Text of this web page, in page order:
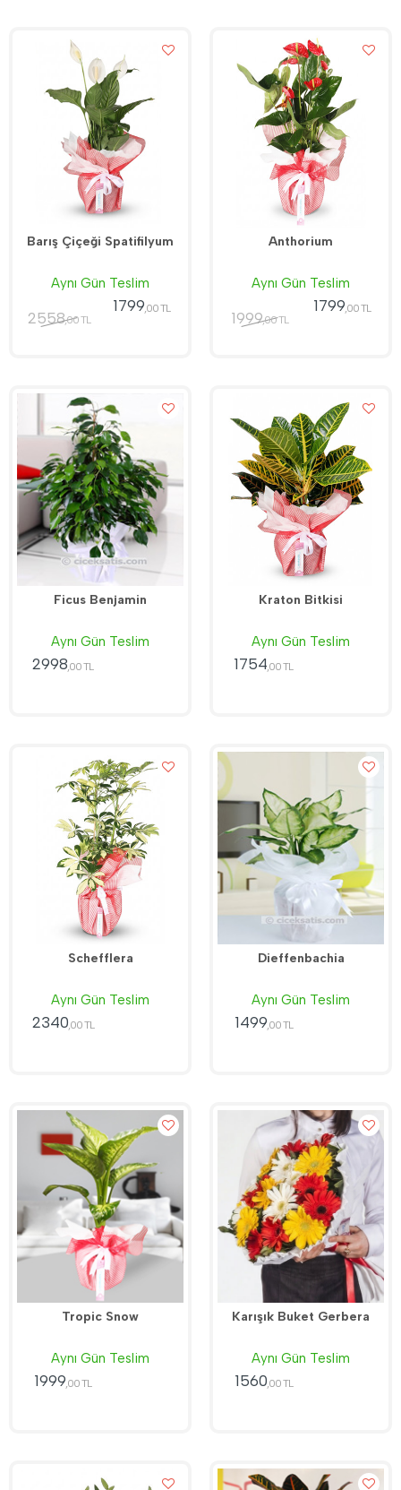
Barış Çiçeği Spatifilyum
Aynı Gün Teslim
2558,00 TL
1799,00 TL
Anthorium
Aynı Gün Teslim
1999,00 TL
1799,00 TL
Ficus Benjamin
Aynı Gün Teslim
2998,00 TL
Kraton Bitkisi
Aynı Gün Teslim
1754,00 TL
Schefflera
Aynı Gün Teslim
2340,00 TL
Dieffenbachia
Aynı Gün Teslim
1499,00 TL
Tropic Snow
Aynı Gün Teslim
1999,00 TL
Karışık Buket Gerbera
Aynı Gün Teslim
1560,00 TL